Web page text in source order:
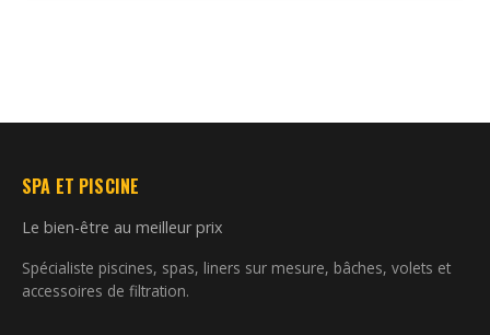
SPA ET PISCINE
Le bien-être au meilleur prix
Spécialiste piscines, spas, liners sur mesure, bâches, volets et
accessoires de filtration.